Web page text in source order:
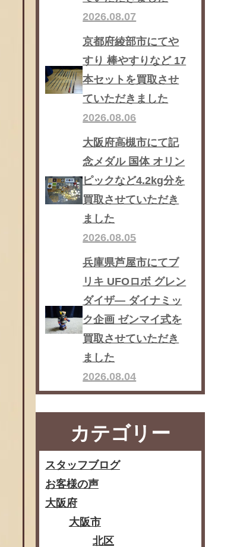
2026.08.07
京都府綾部市にてや
すり 棒やすりなど 17
本セットを買取させ
ていただきました
2026.08.06
大阪府高槻市にて記
念メダル 国体 オリン
ピックなど4.2kg分を
買取させていただき
ました
2026.08.05
兵庫県芦屋市にてブ
リキ UFOロボ グレン
ダイザ― ダイナミッ
ク企画 ゼンマイ式を
買取させていただき
ました
2026.08.04
カテゴリー
スタッフブログ
お客様の声
大阪府
大阪市
北区